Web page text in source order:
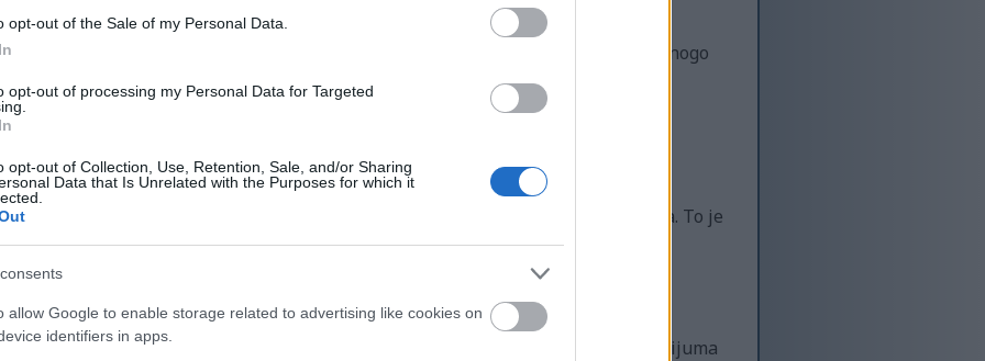
opt-out of the Sale of my Personal Data.
opt-out of processing my Personal Data for Targeted
opt-out of Collection, Use, Retention, Sale, and/or Sharing
Data that Is Unrelated with the Purposes for which it
allow Google to enable storage related to advertising like cookies on
identifiers in apps.
C, E i K, i folata i magnezijuma. Oni su veoma hranljivi i mogu se koristiti na mnogo
srca, što ih čini odličnim izborom za bilo koju dijetu.
profil avokada
materija. Srednji avokado, oko 201 grama, ima 322 kalorije i 14 grama vlakana. To je
potrebno svakodnevno. Oni nude odličnu mešavinu masti, vlakana i vitamina.
a oleinska kiselina je glavna. Ove masti su dobre za naša srca
i kalijuma, koji pomažu našoj energiji i srcu. U stvari, pola avokada ima više kalijuma